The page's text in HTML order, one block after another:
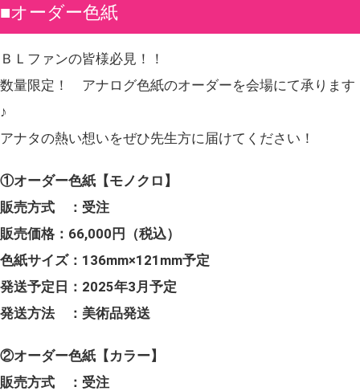
■オーダー色紙
ＢＬファンの皆様必見！！
数量限定！ アナログ色紙のオーダーを会場にて承ります
♪
アナタの熱い想いをぜひ先生方に届けてください！
①オーダー色紙【モノクロ】
販売方式 ：受注
販売価格：66,000円（税込）
色紙サイズ：136mm×121mm予定
発送予定日：2025年3月予定
発送方法 ：美術品発送
②オーダー色紙【カラー】
販売方式 ：受注